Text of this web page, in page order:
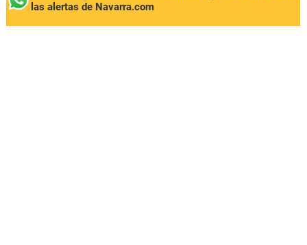
las alertas de Navarra.com